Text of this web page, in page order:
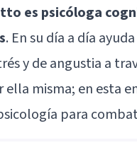
es psicóloga
. En su día a día
y de angustia a
misma; en esta
para